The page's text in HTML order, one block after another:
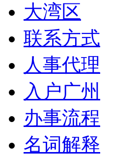
大湾区
联系方式
人事代理
入户广州
办事流程
名词解释